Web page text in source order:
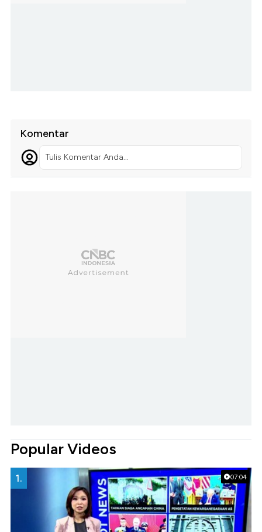
Komentar
Tulis Komentar Anda...
Popular Videos
07:04
1.